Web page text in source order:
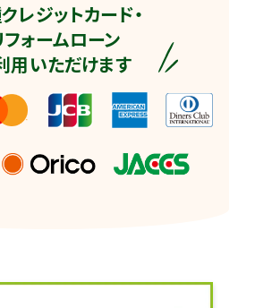
レジットカード・
フォームローン
用いただけます